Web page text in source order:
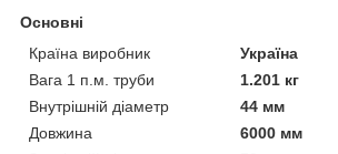
Основні
Країна виробник
Україна
Вага 1 п.м. труби
1.201 кг
Внутрішній діаметр
44 мм
Довжина
6000 мм